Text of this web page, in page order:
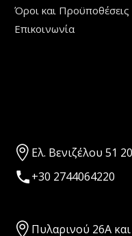
Όροι και Προϋποθέσεις
Επικοινωνία
Ελ. Βενιζέλου 51
+30 2744064220
Πυλαρινού 26Α